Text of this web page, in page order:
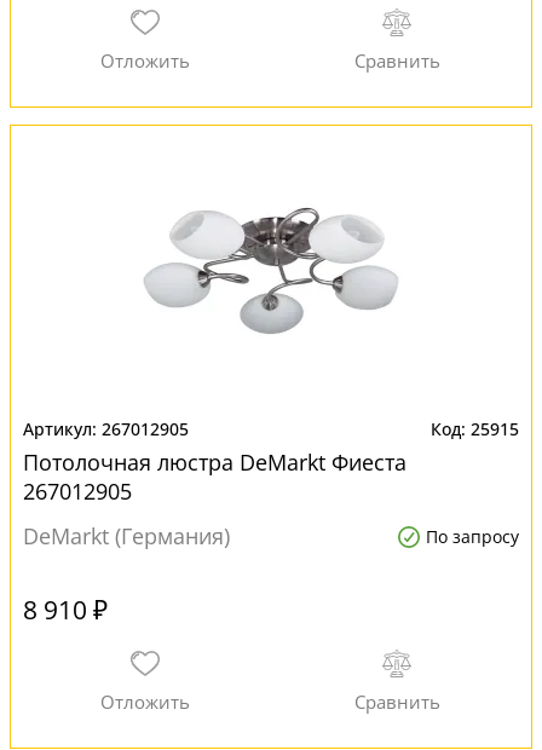
267012905 25915
Потолочная люстра DeMarkt Фиеста
267012905
DeMarkt (Германия)
По запросу
8 910 ₽